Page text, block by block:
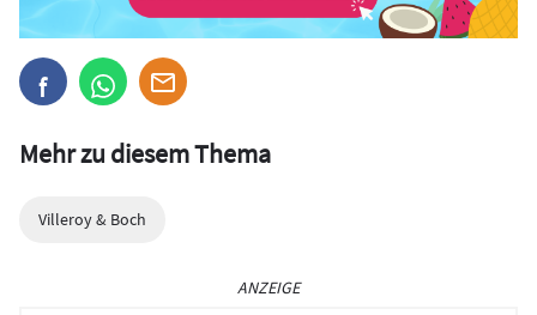
Mehr zu diesem Thema
Villeroy & Boch
ANZEIGE